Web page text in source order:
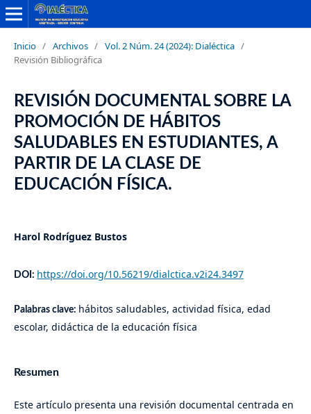
Inicio / Archivos / Vol. 2 Núm. 24 (2024): Dialéctica /
Revisión Bibliográfica
REVISIÓN DOCUMENTAL SOBRE LA
PROMOCIÓN DE HÁBITOS
SALUDABLES EN ESTUDIANTES, A
PARTIR DE LA CLASE DE
EDUCACIÓN FÍSICA.
Harol Rodríguez Bustos
DOI: https://doi.org/10.56219/dialctica.v2i24.3497
Palabras clave: hábitos saludables, actividad física, edad
escolar, didáctica de la educación física
Resumen
Este artículo presenta una revisión documental centrada en